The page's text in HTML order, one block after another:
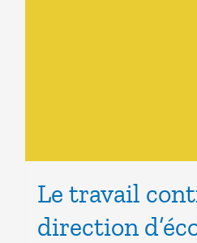
Le travail
direction